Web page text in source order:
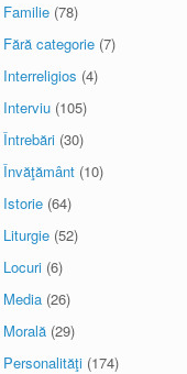
Familie (78)
Fără categorie (7)
Interreligios (4)
Interviu (105)
Întrebări (30)
Învăţământ (10)
Istorie (64)
Liturgie (52)
Locuri (6)
Media (26)
Morală (29)
Personalităţi (174)